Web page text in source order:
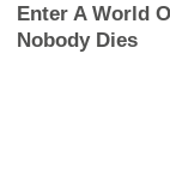
Enter A World
Nobody Dies